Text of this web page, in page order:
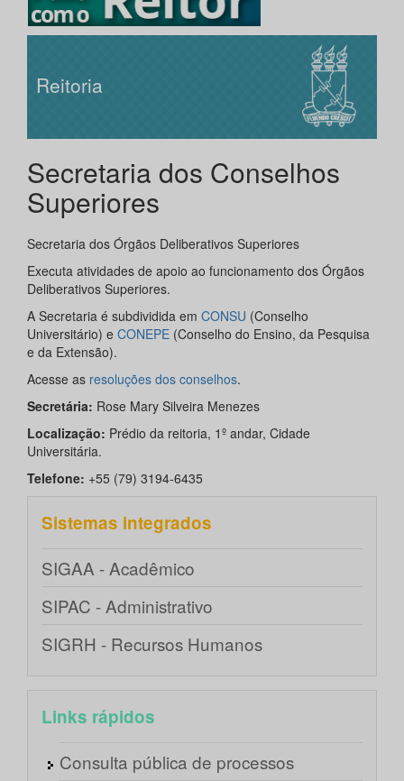
Reitoria
Secretaria dos Conselhos
Superiores
Secretaria dos Órgãos Deliberativos Superiores
Executa atividades de apoio ao funcionamento dos Órgãos
Deliberativos Superiores.
A Secretaria é subdividida em CONSU (Conselho
Universitário) e CONEPE (Conselho do Ensino, da Pesquisa
e da Extensão).
Acesse as resoluções dos conselhos.
Secretária: Rose Mary Silveira Menezes
Localização: Prédio da reitoria, 1º andar, Cidade
Universitária.
Telefone: +55 (79) 3194-6435
Sistemas integrados
SIGAA - Acadêmico
SIPAC - Administrativo
SIGRH - Recursos Humanos
Links rápidos
Consulta pública de processos